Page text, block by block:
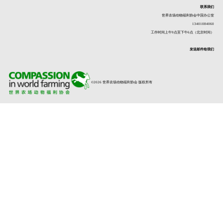
联系我们
世界农场动物福利协会中国办公室
13401084060
工作时间上午9点至下午6点（北京时间）
发送邮件给我们
©2026 世界农场动物福利协会 版权所有